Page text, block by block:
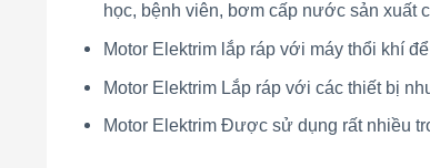
học, bệnh viên, bơm cấp nước sản xuất
Motor Elektrim lắp ráp với máy thổi khí
Motor Elektrim Lắp ráp với các thiết bị
Motor Elektrim Được sử dụng rất nhiều